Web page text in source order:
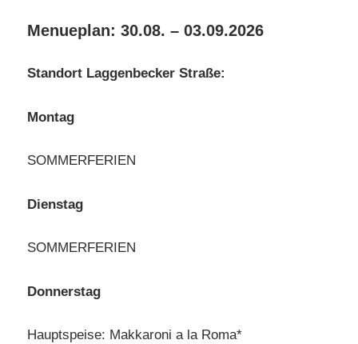
Menueplan: 30.08. – 03.09.2026
Standort Laggenbecker Straße:
Montag
SOMMERFERIEN
Dienstag
SOMMERFERIEN
Donnerstag
Hauptspeise: Makkaroni a la Roma*